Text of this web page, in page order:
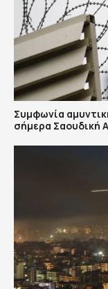
Συμφωνία
σήμερα Σαουδική